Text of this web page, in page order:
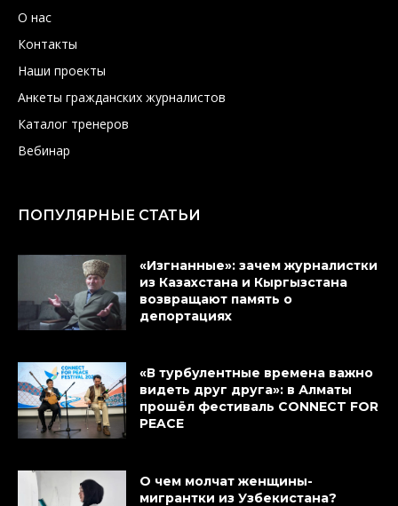
О нас
Контакты
Наши проекты
Анкеты гражданских журналистов
Каталог тренеров
Вебинар
ПОПУЛЯРНЫЕ СТАТЬИ
«Изгнанные»: зачем журналистки
из Казахстана и Кыргызстана
возвращают память о
депортациях
«В турбулентные времена важно
видеть друг друга»: в Алматы
прошёл фестиваль CONNECT FOR
PEACE
О чем молчат женщины-
мигрантки из Узбекистана?